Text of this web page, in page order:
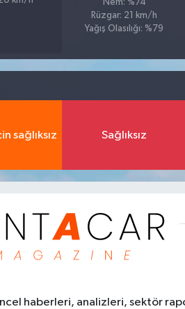
Nem: %74
Rüzgar: 21 km/h
Yağış Olasılığı: %79
sağlıksız Sağlıksız
haberleri, analizleri, sektör